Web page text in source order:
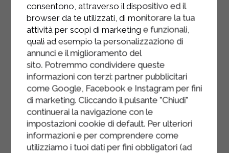
Terminez en versant le reste de la
sauce béchamel sur le mélange.
Saupoudrez le tout de fromage râpé
et de chapelure.
Cuire au four pendant 35 minutes à
190°C.
Sortez le chou-fleur gratiné du four
et servez-le encore chaud.
consentono, attraverso il dispositivo ed il
browser da te utilizzati, di monitorare la tua
attività per scopi di marketing e funzionali,
quali ad esempio la personalizzazione di
annunci e il miglioramento del
sito. Potremmo condividere queste
informazioni con terzi: partner pubblicitari
come Google, Facebook e Instagram per fini
di marketing. Cliccando il pulsante "Chiudi"
continuerai la navigazione con le
impostazioni cookie di default. Per ulteriori
informazioni e per comprendere come
utilizziamo i tuoi dati per fini obbligatori (ad